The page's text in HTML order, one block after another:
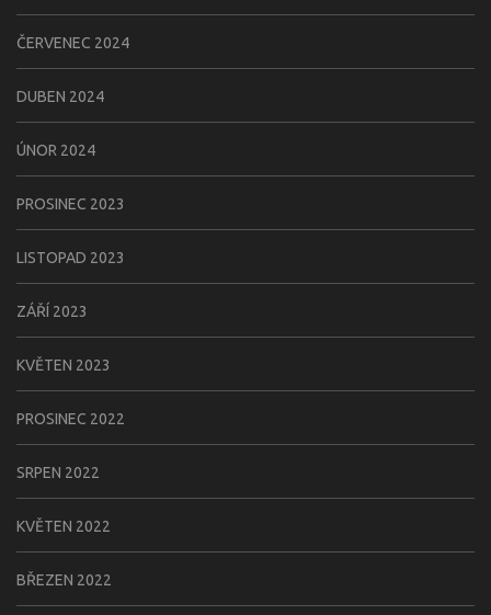
ČERVENEC 2024
DUBEN 2024
ÚNOR 2024
PROSINEC 2023
LISTOPAD 2023
ZÁŘÍ 2023
KVĚTEN 2023
PROSINEC 2022
SRPEN 2022
KVĚTEN 2022
BŘEZEN 2022